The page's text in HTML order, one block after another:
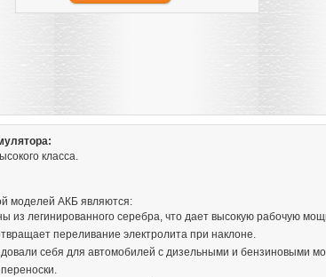
класса.
моделей АКБ являются:
из легинированного серебра, что дает высокую рабочую
переливание электролита при наклоне.
себя для автомобилей с дизельными и бензиновыми